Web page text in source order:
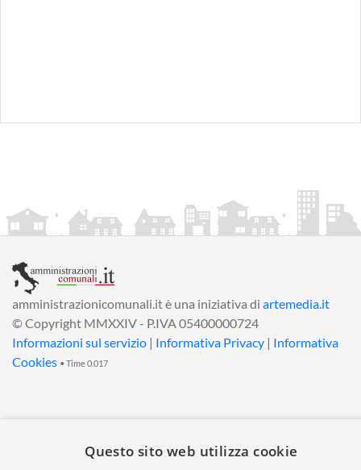
amministrazionicomunali.it è una iniziativa di artemedia.it
© Copyright MMXXIV - P.IVA 05400000724
Informazioni sul servizio | Informativa Privacy | Informativa
Cookies • Time 0.017
Questo sito web utilizza cookie